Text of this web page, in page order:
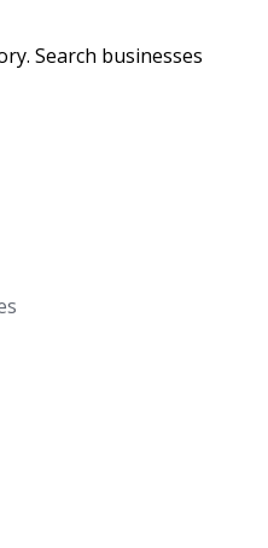
Search businesses